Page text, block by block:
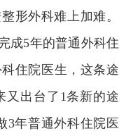
形外科难上加难。
成5年的普通外科住
住院医生，这条途
又出台了 1条新的途
3年普通外科住院医